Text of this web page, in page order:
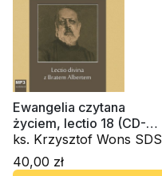
Ewangelia czytana
życiem, lectio 18 (CD-
audiobook)
ks. Krzysztof Wons SDS
40,00 zł